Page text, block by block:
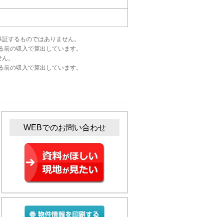
するものではありません。
の収入で算出しています。
。
の収入で算出しています。
WEBでのお問い合わせ